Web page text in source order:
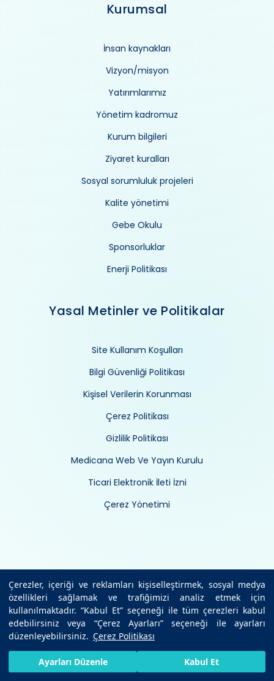
Çerezler, içeriği ve reklamları kişiselleştirmek, sosyal medya
özellikleri sağlamak ve trafiğimizi analiz etmek için
kullanılmaktadır. “Kabul Et” seçeneği ile tüm çerezleri kabul
edebilirsiniz veya “Çerez Ayarları” seçeneği ile ayarları
düzenleyebilirsiniz. Çerez Politikası
Ayarları Düzenle Kabul Et
Kurumsal
İnsan kaynakları
Vizyon/misyon
Yatırımlarımız
Yönetim kadromuz
Kurum bilgileri
Ziyaret kuralları
Sosyal sorumluluk projeleri
Kalite yönetimi
Gebe Okulu
Sponsorluklar
Enerji Politikası
Yasal Metinler ve Politikalar
Site Kullanım Koşulları
Bilgi Güvenliği Politikası
Kişisel Verilerin Korunması
Çerez Politikası
Gizlilik Politikası
Medicana Web Ve Yayın Kurulu
Ticari Elektronik İleti İzni
Çerez Yönetimi
HIZLI RANDEVU AL BIZE ULAŞIN